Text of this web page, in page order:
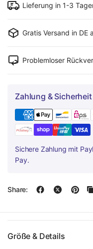
Lieferung in 1-3
Gratis Versand in
Problemloser
Zahlung & Sicherheit
Sichere Zahlung mit
Pay.
Share:
Größe & Details